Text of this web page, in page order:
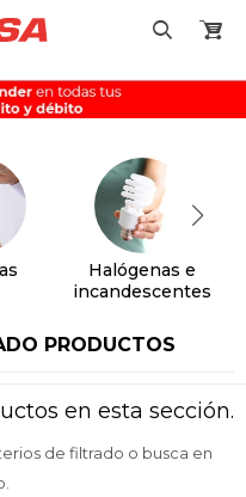
Halógenas e
incandescentes
PRODUCTOS
en esta sección.
de filtrado o busca en